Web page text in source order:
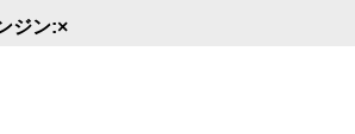
ジン:×